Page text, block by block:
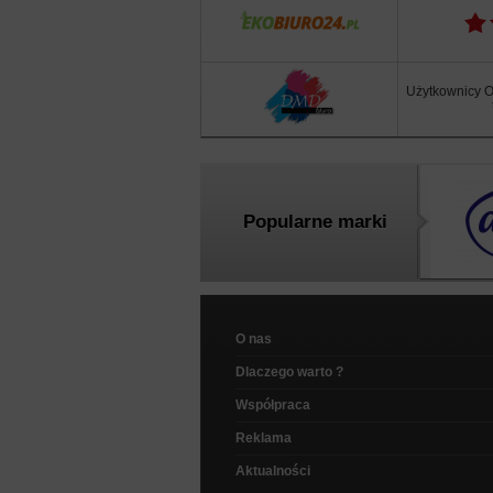
Użytkownicy
Popularne marki
O nas
Dlaczego warto ?
Współpraca
Reklama
Aktualności